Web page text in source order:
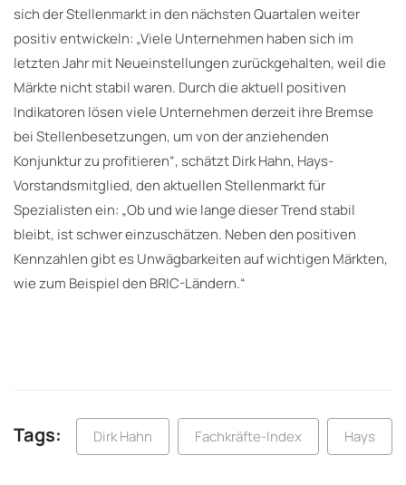
sich der Stellenmarkt in den nächsten Quartalen weiter
positiv entwickeln: „Viele Unternehmen haben sich im
letzten Jahr mit Neueinstellungen zurückgehalten, weil die
Märkte nicht stabil waren. Durch die aktuell positiven
Indikatoren lösen viele Unternehmen derzeit ihre Bremse
bei Stellenbesetzungen, um von der anziehenden
Konjunktur zu profitieren“, schätzt Dirk Hahn, Hays-
Vorstandsmitglied, den aktuellen Stellenmarkt für
Spezialisten ein: „Ob und wie lange dieser Trend stabil
bleibt, ist schwer einzuschätzen. Neben den positiven
Kennzahlen gibt es Unwägbarkeiten auf wichtigen Märkten,
wie zum Beispiel den BRIC-Ländern.“
Tags: Dirk Hahn Fachkräfte-Index Hays